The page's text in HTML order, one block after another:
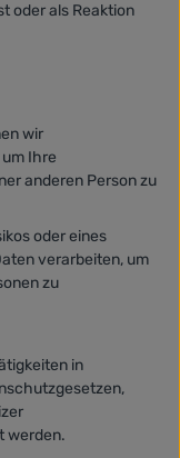
oder als Reaktion
wir
Ihre
anderen Person zu
oder eines
verarbeiten, um
zu
in
werden.